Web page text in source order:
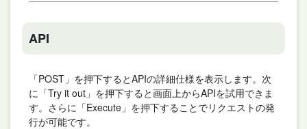
API
「POST」を押下するとAPIの詳細仕様を表示します。次
に「Try it out」を押下すると画面上からAPIを試用できま
す。さらに「Execute」を押下することでリクエストの発
行が可能です。